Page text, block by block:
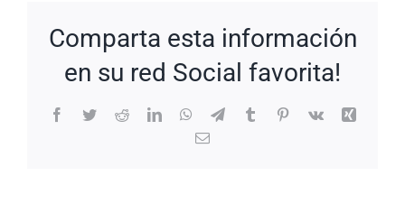
Comparta esta información
en su red Social favorita!
Facebook
TwitterRedditLinkedInWhatsApp
TelegramTumblrPinterest
Vk
Xing
Correo